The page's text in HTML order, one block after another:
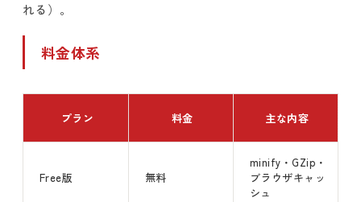
れる）。
料金体系
プラン 料金 主な内容
Free版 無料
minify・GZip・
ブラウザキャッ
シュ